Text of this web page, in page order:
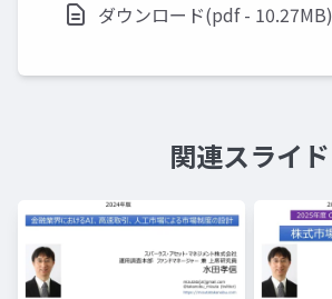
ダウンロード(pdf - 10.27MB)
関連スライド